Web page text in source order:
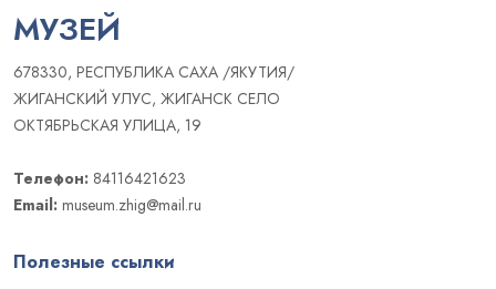
МУЗЕЙ
678330, РЕСПУБЛИКА САХА /ЯКУТИЯ/
ЖИГАНСКИЙ УЛУС, ЖИГАНСК СЕЛО
ОКТЯБРЬСКАЯ УЛИЦА, 19
Телефон: 84116421623
Email: museum.zhig@mail.ru
Полезные ссылки